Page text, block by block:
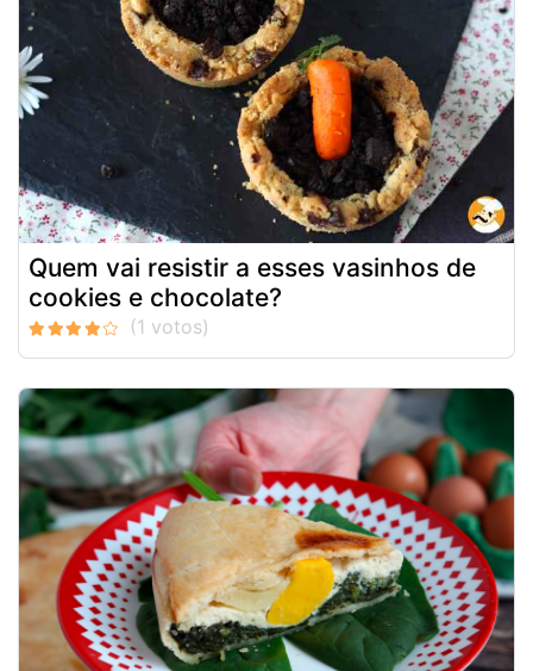
Quem vai resistir a esses vasinhos de
cookies e chocolate?